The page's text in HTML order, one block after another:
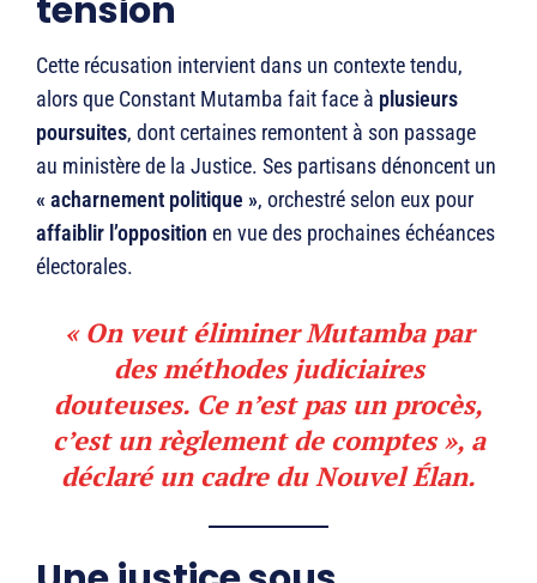
tension
Cette récusation intervient dans un contexte tendu,
alors que Constant Mutamba fait face à plusieurs
poursuites, dont certaines remontent à son passage
au ministère de la Justice. Ses partisans dénoncent un
« acharnement politique », orchestré selon eux pour
affaiblir l’opposition en vue des prochaines échéances
électorales.
« On veut éliminer Mutamba par
des méthodes judiciaires
douteuses. Ce n’est pas un procès,
c’est un règlement de comptes », a
déclaré un cadre du Nouvel Élan.